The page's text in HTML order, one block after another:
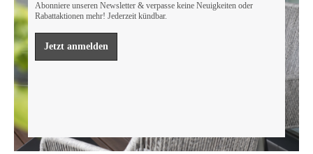
bewahren.
Mehr erfahren
Abonniere unseren Newsletter & verpasse keine Neuigkeiten oder
Rabattaktionen mehr! Jederzeit kündbar.
Jetzt anmelden